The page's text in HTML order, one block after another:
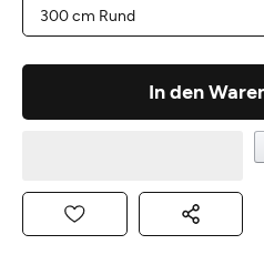
In den